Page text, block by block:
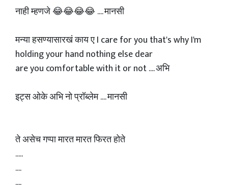
नाही म्हणजे 😂😂😂😂 .... मानसी
मन्या हसण्यासारखं काय ए I care for you that's why I'm
holding your hand nothing else dear
are you comfortable with it or not .... अभि
इट्स ओके अभि नो प्रॉब्लेम .... मानसी
ते असेच गप्पा मारत मारत फिरत होते
.....
....